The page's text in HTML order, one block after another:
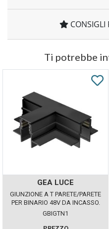
CONSIGLI
Ti potrebbe
GEA LUCE
GIUNZIONE A T PARETE/PARETE
PER BINARIO 48V DA INCASSO.
NERO GEALUCE
GBIGTN1